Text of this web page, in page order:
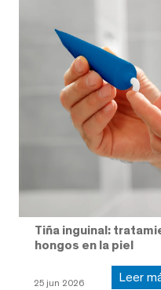
Tiña inguinal:
hongos en la piel
25 jun 2026 Leer